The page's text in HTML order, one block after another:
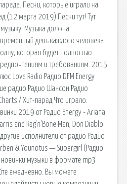
Песни, которые играли на
(12 марта 2019) Песни тут! Тут
Музыка должна
день каждого человека.
которая будет полностью
и требованиям. 2015
Love Radio Радио DFM Energy
радио Радио Шансон Радио
/ Хит-парад Что играло.
2019 от Радио Energy - Ariana
and Rag'n'Bone Man, Don Diablo
исполнители от радио Радио
& Younotus — Supergirl (Радио
музыки в формате mp3
ежедневно. Вы можете